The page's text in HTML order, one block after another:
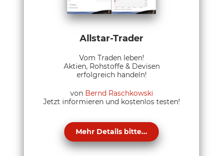
Allstar-Trader
Vom Traden leben!
Aktien, Rohstoffe & Devisen
erfolgreich handeln!
von Bernd Raschkowski
Jetzt informieren und kostenlos testen!
Mehr Details bitte...